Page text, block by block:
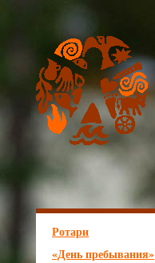
Ротари
«День пребывания»